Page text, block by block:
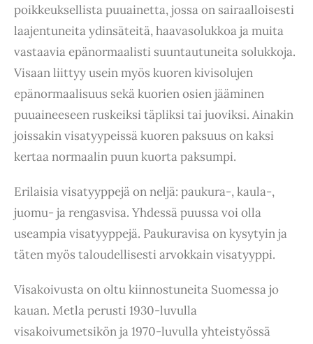
poikkeuksellista puuainetta, jossa on sairaalloisesti
laajentuneita ydinsäteitä, haavasolukkoa ja muita
vastaavia epänormaalisti suuntautuneita solukkoja.
Visaan liittyy usein myös kuoren kivisolujen
epänormaalisuus sekä kuorien osien jääminen
puuaineeseen ruskeiksi täpliksi tai juoviksi. Ainakin
joissakin visatyypeissä kuoren paksuus on kaksi
kertaa normaalin puun kuorta paksumpi.
Erilaisia visatyyppejä on neljä: paukura-, kaula-,
juomu- ja rengasvisa. Yhdessä puussa voi olla
useampia visatyyppejä. Paukuravisa on kysytyin ja
täten myös taloudellisesti arvokkain visatyyppi.
Visakoivusta on oltu kiinnostuneita Suomessa jo
kauan. Metla perusti 1930-luvulla
visakoivumetsikön ja 1970-luvulla yhteistyössä